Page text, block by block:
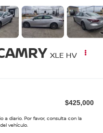
XLE HV
$425,000
a diario. Por favor, consulta con la
vehículo.